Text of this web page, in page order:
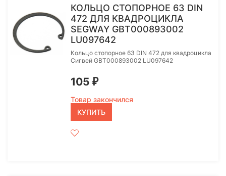
КОЛЬЦО СТОПОРНОЕ 63 DIN
472 ДЛЯ КВАДРОЦИКЛА
SEGWAY GBT000893002
LU097642
Кольцо стопорное 63 DIN 472 для квадроцикла
Сигвей GBT000893002 LU097642
105 ₽
Товар закончился
КУПИТЬ